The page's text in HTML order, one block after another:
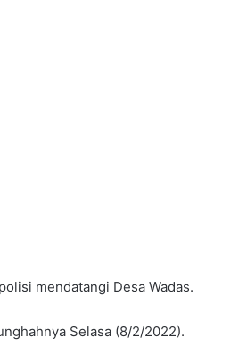
mendatangi Desa Wadas.
Selasa (8/2/2022).